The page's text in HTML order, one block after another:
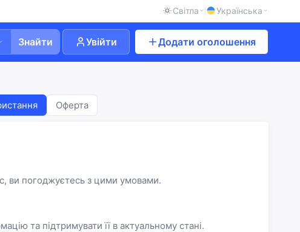
Світла Українська
Знайти Увійти Додати оголошення
Оферта
ви погоджуєтесь з цими умовами.
та підтримувати її в актуальному стані.